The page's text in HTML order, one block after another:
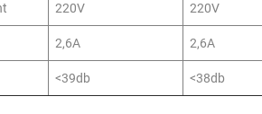
220V 220V
2,6A 2,6A
<39db <38db